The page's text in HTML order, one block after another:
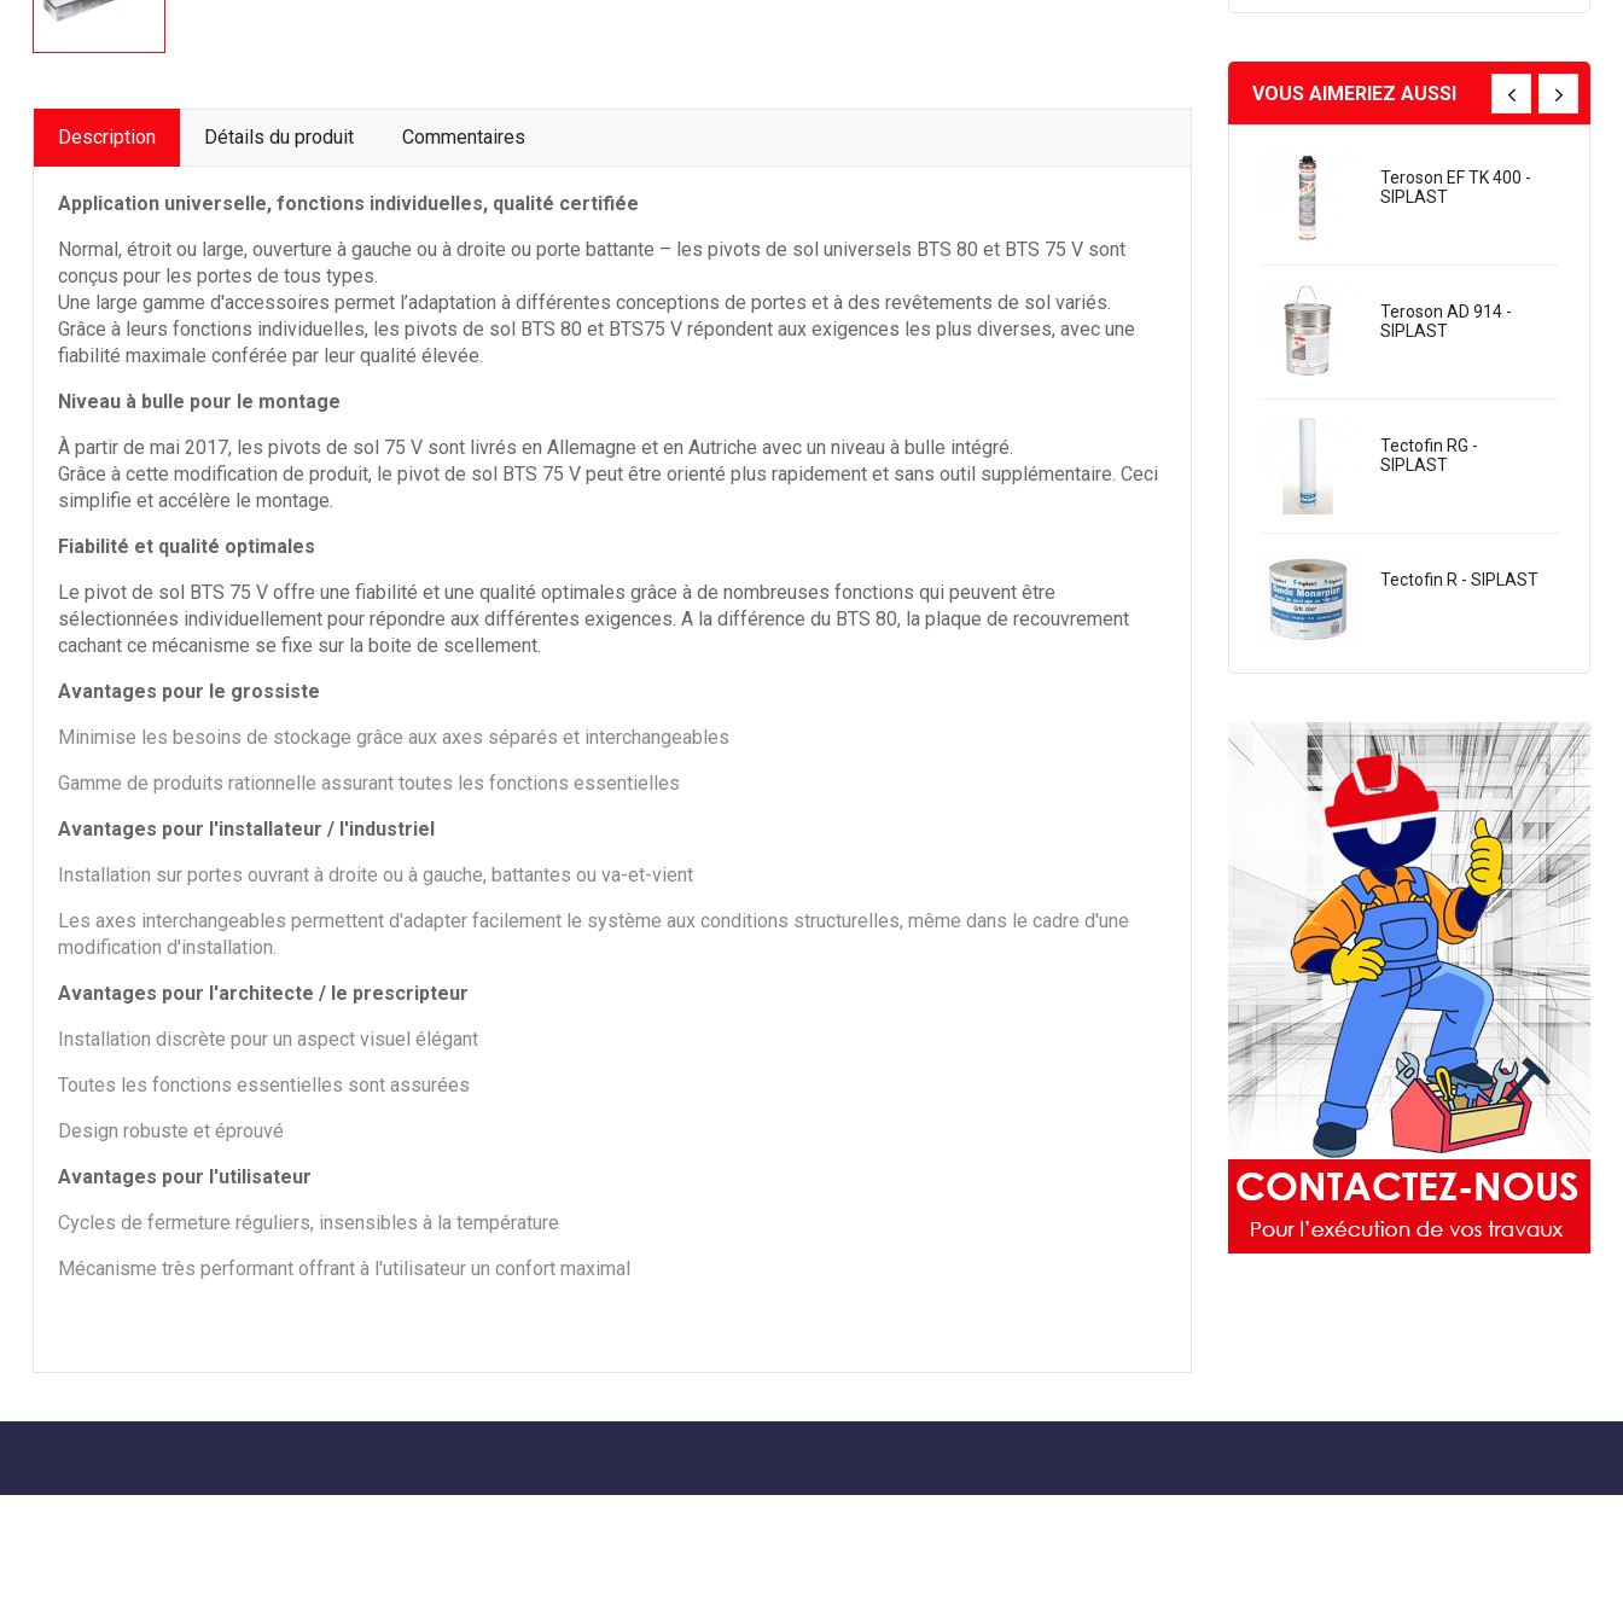
Description Détails du produit Commentaires
Application universelle, fonctions individuelles, qualité certifiée
Normal, étroit ou large, ouverture à gauche ou à droite ou porte battante – les pivots de sol universels BTS 80 et BTS 75 V sont
conçus pour les portes de tous types.
Une large gamme d'accessoires permet l’adaptation à différentes conceptions de portes et à des revêtements de sol variés.
Grâce à leurs fonctions individuelles, les pivots de sol BTS 80 et BTS75 V répondent aux exigences les plus diverses, avec une
fiabilité maximale conférée par leur qualité élevée.
Niveau à bulle pour le montage
À partir de mai 2017, les pivots de sol 75 V sont livrés en Allemagne et en Autriche avec un niveau à bulle intégré.
Grâce à cette modification de produit, le pivot de sol BTS 75 V peut être orienté plus rapidement et sans outil supplémentaire. Ceci
simplifie et accélère le montage.
Fiabilité et qualité optimales
Le pivot de sol BTS 75 V offre une fiabilité et une qualité optimales grâce à de nombreuses fonctions qui peuvent être
sélectionnées individuellement pour répondre aux différentes exigences. A la différence du BTS 80, la plaque de recouvrement
cachant ce mécanisme se fixe sur la boite de scellement.
Avantages pour le grossiste
Minimise les besoins de stockage grâce aux axes séparés et interchangeables
Gamme de produits rationnelle assurant toutes les fonctions essentielles
Avantages pour l'installateur / l'industriel
Installation sur portes ouvrant à droite ou à gauche, battantes ou va-et-vient
Les axes interchangeables permettent d'adapter facilement le système aux conditions structurelles, même dans le cadre d'une
modification d'installation.
Avantages pour l'architecte / le prescripteur
Installation discrète pour un aspect visuel élégant
Toutes les fonctions essentielles sont assurées
Design robuste et éprouvé
Avantages pour l'utilisateur
Cycles de fermeture réguliers, insensibles à la température
Mécanisme très performant offrant à l'utilisateur un confort maximal
VOUS AIMERIEZ AUSSI
- SIPLAST
SuperSikalite - Sika
Sika® WaterBar -
Sika
Fondation Flût De
30L
SikaTop®-107
Protection - Sika
SikaSeal®-163 -
Une Chape De
Bitume Plastomère...
Emulsion...
Teroson EF TK 400 -
SIPLAST
Teroson AD 914 -
SIPLAST
Tectofin RG -
SIPLAST
Tectofin R - SIPLAST